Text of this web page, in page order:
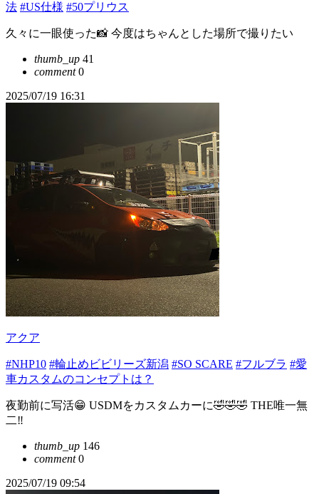
法 #US仕様 #50プリウス
久々に一眼使った📸 今度はちゃんとした場所で撮りたい
thumb_up 41
comment0
2025/07/19 16:31
アクア
#NHP10 #輪止めビビリーズ新潟 #SO SCARE #フルブラ #愛
車カスタムのコンセプトは？
夜勤前に写活😁 USDMをカスタムカーに🤣🤣🤣 THE唯一無
二‼️
thumb_up 146
comment0
2025/07/19 09:54